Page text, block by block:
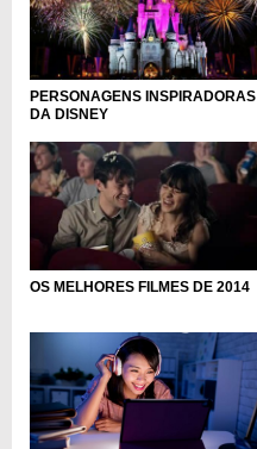
PERSONAGENS INSPIRADORAS
DA DISNEY
OS MELHORES FILMES DE 2014